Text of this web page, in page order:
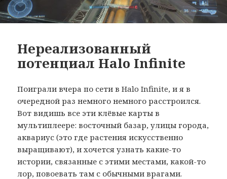
Нереализованный
потенциал Halo Infinite
Поиграли вчера по сети в Halo Infinite, и я в
очередной раз немного немного расстроился.
Вот видишь все эти клёвые карты в
мультиплеере: восточный базар, улицы города,
аквариус (это где растения искусственно
выращивают), и хочется узнать какие-то
истории, связанные с этими местами, какой-то
лор, повоевать там с обычными врагами.